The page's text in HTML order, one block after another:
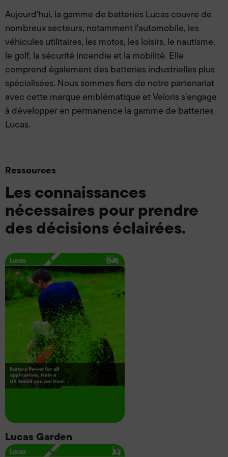
Aujourd'hui, la gamme de batteries Lucas couvre de
nombreux secteurs, notamment l'automobile, les
véhicules utilitaires, les motos, les loisirs, le nautisme,
le golf, la sécurité incendie et la mobilité. Elle
comprend également des batteries industrielles plus
spécialisées. Nous sommes fiers de notre partenariat
avec cette marque emblématique et Veloris s'engage
à développer en permanence la gamme de batteries
Lucas.
Ressources
Les connaissances
nécessaires pour prendre
des décisions éclairées.
Lucas Garden